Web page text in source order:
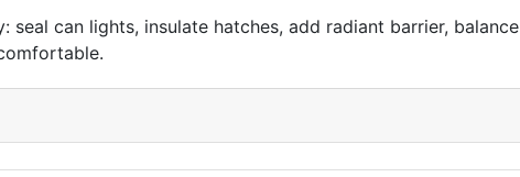
can lights, insulate hatches, add radiant barrier, balance